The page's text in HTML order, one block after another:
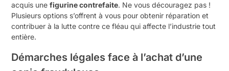
acquis unefigurine contrefaite. Ne vous découragez pas !
Plusieurs options s’offrent à vous pour obtenir réparation et
contribuer à la lutte contre ce fléau qui affecte l’industrie tout
entière.
Démarches légales face à l’achat d’une